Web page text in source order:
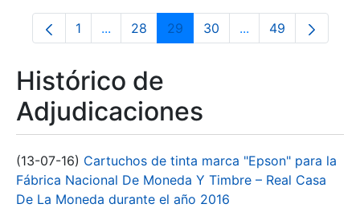
Página
1 ...Páginas intermedias Use TAB para
Página
28 Página
29 Página
30 ...PáginasPágina
49
Histórico de
Adjudicaciones
(13-07-16) Cartuchos de tinta marca "Epson" para la
Fábrica Nacional De Moneda Y Timbre – Real Casa
De La Moneda durante el año 2016